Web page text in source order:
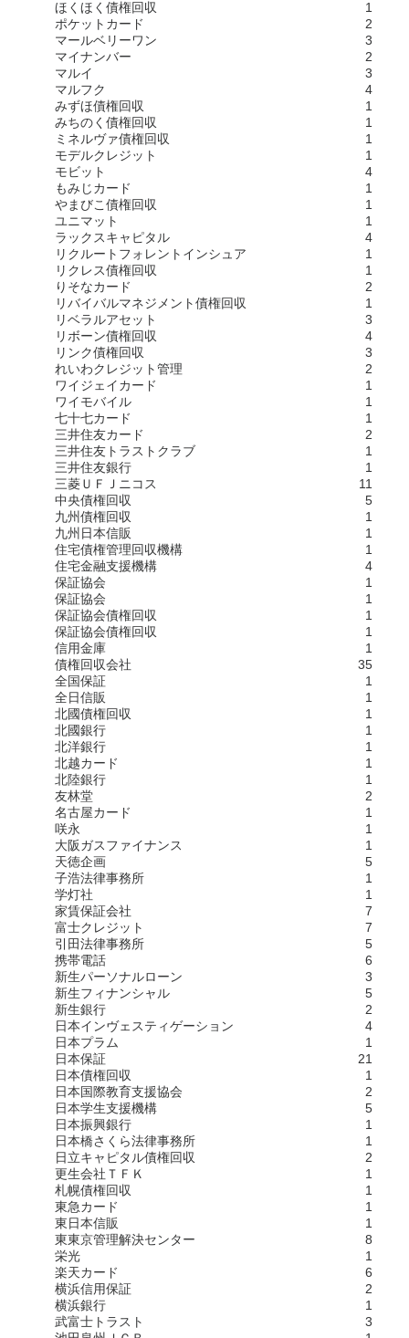
ほくほく債権回収
1
ポケットカード
2
マールベリーワン
3
マイナンバー
2
マルイ
3
マルフク
4
みずほ債権回収
1
みちのく債権回収
1
ミネルヴァ債権回収
1
モデルクレジット
1
モビット
4
もみじカード
1
やまびこ債権回収
1
ユニマット
1
ラックスキャピタル
4
リクルートフォレントインシュア
1
リクレス債権回収
1
りそなカード
2
リバイバルマネジメント債権回収
1
リベラルアセット
3
リボーン債権回収
4
リンク債権回収
3
れいわクレジット管理
2
ワイジェイカード
1
ワイモバイル
1
七十七カード
1
三井住友カード
2
三井住友トラストクラブ
1
三井住友銀行
1
三菱ＵＦＪニコス
11
中央債権回収
5
九州債権回収
1
九州日本信販
1
住宅債権管理回収機構
1
住宅金融支援機構
4
保証協会
1
保証協会
1
保証協会債権回収
1
保証協会債権回収
1
信用金庫
1
債権回収会社
35
全国保証
1
全日信販
1
北國債権回収
1
北國銀行
1
北洋銀行
1
北越カード
1
北陸銀行
1
友林堂
2
名古屋カード
1
咲永
1
大阪ガスファイナンス
1
天徳企画
5
子浩法律事務所
1
学灯社
1
家賃保証会社
7
富士クレジット
7
引田法律事務所
5
携帯電話
6
新生パーソナルローン
3
新生フィナンシャル
5
新生銀行
2
日本インヴェスティゲーション
4
日本プラム
1
日本保証
21
日本債権回収
1
日本国際教育支援協会
2
日本学生支援機構
5
日本振興銀行
1
日本橋さくら法律事務所
1
日立キャピタル債権回収
2
更生会社ＴＦＫ
1
札幌債権回収
1
東急カード
1
東日本信販
1
東東京管理解決センター
8
栄光
1
楽天カード
6
横浜信用保証
2
横浜銀行
1
武富士トラスト
3